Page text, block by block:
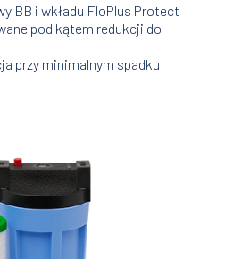
BB i wkładu FloPlus Protect
pod kątem redukcji do
przy minimalnym spadku